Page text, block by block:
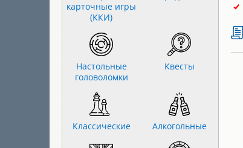
карточные игры
(ККИ)
Настольные
головоломки
Квесты
Классические Алкогольные